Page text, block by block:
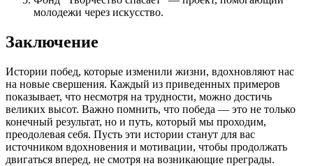
молодежи через искусство.
Заключение
Истории побед, которые изменили жизни, вдохновляют нас
на новые свершения. Каждый из приведенных примеров
показывает, что несмотря на трудности, можно достичь
великих высот. Важно помнить, что победа — это не только
конечный результат, но и путь, который мы проходим,
преодолевая себя. Пусть эти истории станут для вас
источником вдохновения и мотивации, чтобы продолжать
двигаться вперед, не смотря на возникающие преграды.